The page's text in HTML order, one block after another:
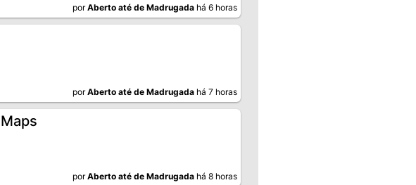
porAberto até de Madrugadahá 6 horas
porAberto até de Madrugadahá 7 horas
porAberto até de Madrugadahá 8 horas